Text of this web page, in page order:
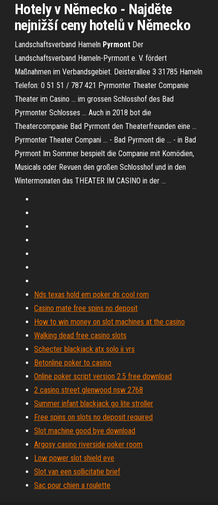
Hotely v Německo - Najděte
nejnižší ceny hotelů v Německo
Landschaftsverband Hameln Pyrmont Der
Landschaftsverband Hameln-Pyrmont e. V. fördert
Maßnahmen im Verbandsgebiet. Deisterallee 3 31785 Hameln
Telefon: 0 51 51 / 787 421 Pyrmonter Theater Companie
Theater im Casino ... im grossen Schlosshof des Bad
Pyrmonter Schlosses ... Auch in 2018 bot die
Theatercompanie Bad Pyrmont den Theaterfreunden eine ...
Pyrmonter Theater Compani ... - Bad Pyrmont die ... - in Bad
Pyrmont Im Sommer bespielt die Companie mit Komödien,
Musicals oder Revuen den großen Schlosshof und in den
Wintermonaten das THEATER IM CASINO in der ...
Nds texas hold em poker ds cool rom
Casino mate free spins no deposit
How to win money on slot machines at the casino
Walking dead free casino slots
Schecter blackjack atx solo ii vrs
Betonline poker to casino
Online poker script version 2.5 free download
2 casino street glenwood nsw 2768
Summer infant blackjack go lite stroller
Free spins on slots no deposit required
Slot machine good bye download
Argosy casino riverside poker room
Low power slot shield eve
Slot van een sollicitatie brief
Sac pour chien a roulette